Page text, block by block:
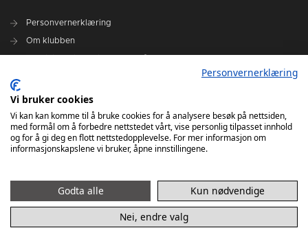
Personvernerklæring
Om klubben
VARSLINGSRUTINER FOR ELVERUM HÅNDBALL
Personvernerklæring
Vi bruker cookies
Vi kan kan komme til å bruke cookies for å analysere besøk på nettsiden,
med formål om å forbedre nettstedet vårt, vise personlig tilpasset innhold
og for å gi deg en flott nettstedopplevelse. For mer informasjon om
informasjonskapslene vi bruker, åpne innstillingene.
Godta alle
Kun nødvendige
Nei, endre valg